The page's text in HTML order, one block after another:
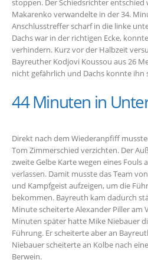
stoppen. Der Schiedsrichter
Makarenko verwandelte in der 34.
Anschlusstreffer scharf in die linke
Dachs war in der richtigen Ecke,
verhindern. Kurz vor der Halbzeit
Bayreuther Kodjovi Koussou aus 26
nicht gefährlich und Dachs konnte ihn
44 Minuten in
Direkt nach dem Wiederanpfiff
Tom Zimmerschied verzichten. Der
zweite Gelbe Karte wegen eines Fouls
verlassen. Damit musste das Team
und Kampfgeist aufzeigen, um die
bekommen. Bayreuth kam dadurch
Minute scheiterte Alexander Piller am
Minuten später hatte Mike Niebauer
Führung. Er scheiterte aber an
Niebauer scheiterte an Kolbe nach
Berwein.